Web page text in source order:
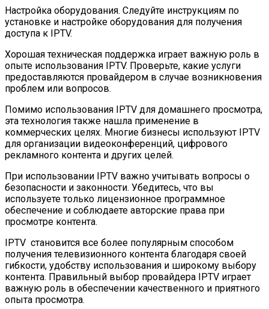
Настройка оборудования. Следуйте инструкциям по
установке и настройке оборудования для получения
доступа к IPTV.
Хорошая техническая поддержка играет важную роль в
опыте использования IPTV. Проверьте, какие услуги
предоставляются провайдером в случае возникновения
проблем или вопросов.
Помимо использования IPTV для домашнего просмотра,
эта технология также нашла применение в
коммерческих целях. Многие бизнесы используют IPTV
для организации видеоконференций, цифрового
рекламного контента и других целей.
При использовании IPTV важно учитывать вопросы о
безопасности и законности. Убедитесь, что вы
используете только лицензионное программное
обеспечение и соблюдаете авторские права при
просмотре контента.
IPTV становится все более популярным способом
получения телевизионного контента благодаря своей
гибкости, удобству использования и широкому выбору
контента. Правильный выбор провайдера IPTV играет
важную роль в обеспечении качественного и приятного
опыта просмотра.